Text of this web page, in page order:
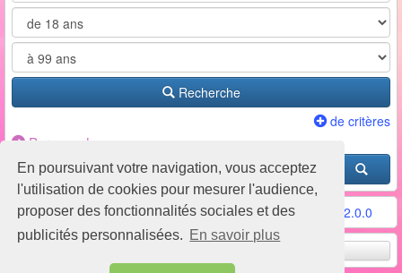
En poursuivant votre navigation, vous acceptez
l'utilisation de cookies pour mesurer l'audience,
proposer des fonctionnalités sociales et des
publicités personnalisées. En savoir plus
Recherche
de critères
Par pseudo
Conditions d'utilisation-Contact / FAQ-Partenaires v2.0.0